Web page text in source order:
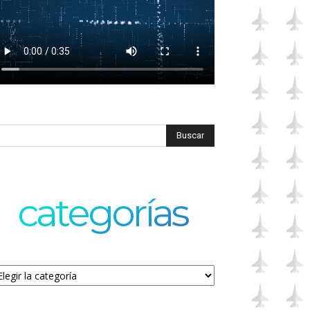
categorías